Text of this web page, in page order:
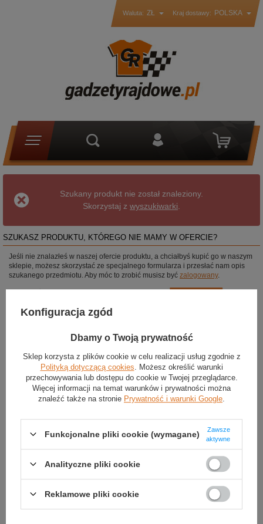
Waluta: ZŁ Kraj dostawy: POLSKA
Szukany produkt nie został znaleziony.
Skorzystaj z wyszukiwarki
SZUKASZ PRODUKTU, KTÓREGO NIE MAMY W OFERCIE?
Jeśli nie znalazłeś w naszej ofercie produktu, a chciałbyś kupić go w naszym
sklepie, możesz skorzystać ze specjalnego formularza i przesłać nam opis
szukanego przedmiotu. Aby móc to zrobić musisz być zalogowany.
Konfiguracja zgód
Dbamy o Twoją prywatność
Sklep korzysta z plików cookie w celu realizacji usług zgodnie z
Polityką dotyczącą cookies . Możesz określić warunki
przechowywania lub dostępu do cookie w Twojej przeglądarce.
Więcej informacji na temat warunków i prywatności można
znaleźć także na stronie Prywatność i warunki Google
Funkcjonalne pliki cookie (wymagane)
Zawsze
aktywne
Analityczne pliki cookie
Reklamowe pliki cookie